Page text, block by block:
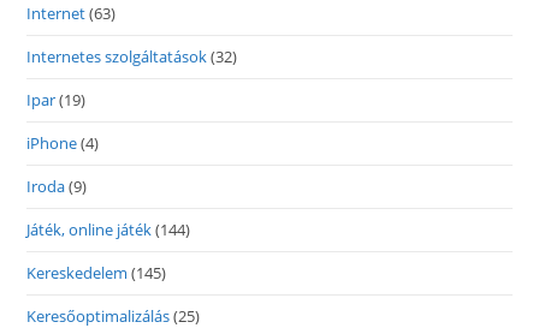
Internet(63)
Internetes szolgáltatások(32)
Ipar(19)
iPhone(4)
Iroda(9)
Játék, online játék(144)
Kereskedelem (145)
Keresőoptimalizálás(25)